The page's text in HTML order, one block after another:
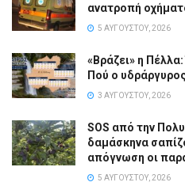
ανατροπή
5 ΑΥΓΟΎΣΤΟΥ, 2026
«Βράζει» η
Πού ο
3 ΑΥΓΟΎΣΤΟΥ, 2026
SOS από την
δαμάσκηνα
απόγνωση οι
5 ΑΥΓΟΎΣΤΟΥ, 2026